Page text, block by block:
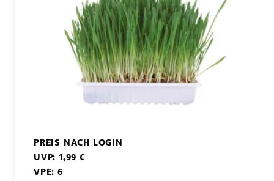
PREIS NACH LOGIN
UVP: 1,99 €
VPE: 6